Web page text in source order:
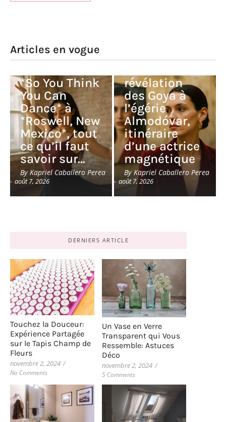
Articles en vogue
Jeanine
*So You Think
You Can
Dance* à
*Roswell, New
Mexico*, tout
ce qu’il faut
savoir sur…
By Kapriel Caballero Perea
- août 7, 2026
Milena Smit :
révélation
des Goya à
l’égérie
Almodóvar,
itinéraire
d’une actrice
magnétique
By Kapriel Caballero Perea
- août 7, 2026
DERNIERS ARTICLE
Touchez la Douceur:
Expérience Partagée
sur le Tapis Champ de
Fleurs
novembre 2, 2024 /
No Comments
Un Vase en Verre
Transparent qui Vous
Ressemble: Astuces
Déco
novembre 2, 2024 /
5 Comments